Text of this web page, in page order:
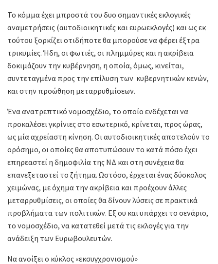
Το κόμμα έχει μπροστά του δυο σημαντικές εκλογικές
αναμετρήσεις (αυτοδιοικητικές και ευρωεκλογές) και ως εκ
τούτου ξορκίζει οτιδήποτε θα μπορούσε να φέρει έξτρα
τρικυμίες. Ήδη, οι φωτιές, οι πλημμύρες και η ακρίβεια
δοκιμάζουν την κυβέρνηση, η οποία, όμως, κινείται,
συντεταγμένα προς την επίλυση των κυβερνητικών κενών,
και στην προώθηση μεταρρυθμίσεων.
Ένα ανατρεπτικό νομοσχέδιο, το οποίο ενδέχεται να
προκαλέσει γκρίνιες στο εσωτερικό, κρίνεται, προς ώρας,
ως μία αχρείαστη κίνηση. Οι αυτοδιοικητικές αποτελούν το
ορόσημο, οι οποίες θα αποτυπώσουν το κατά πόσο έχει
επηρεαστεί η δημοφιλία της ΝΔ και στη συνέχεια θα
επανεξεταστεί το ζήτημα. Ωστόσο, έρχεται ένας δύσκολος
χειμώνας, με όχημα την ακρίβεια και προέχουν άλλες
μεταρρυθμίσεις, οι οποίες θα δίνουν λύσεις σε πρακτικά
προβλήματα των πολιτικών. Εξ ου και υπάρχει το σενάριο,
το νομοσχέδιο, να κατατεθεί μετά τις εκλογές για την
ανάδειξη των Ευρωβουλευτών.
Να ανοίξει ο κύκλος «εκσυγχρονισμού»